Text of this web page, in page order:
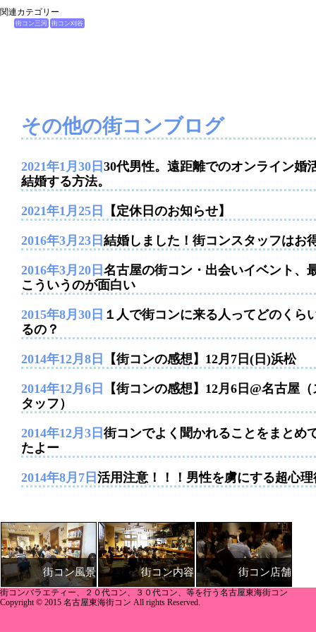
関連カテゴリー
街コン三河 街コン刈谷
その他の街コンブログ
2021年1月30日 30代男性。遠距離でのオンライン婚
結婚する方法。
2021年1月25日 【定休日のお知らせ】
2016年3月23日 結婚しました！街コンスタッフはお
2016年3月20日 名古屋の街コン・出会いイベント、
こういうのが面白い
2015年8月30日 １人で街コンに来る人ってどのくら
るの？
2014年12月8日 【街コンの感想】12月7日(日)浜松
2014年12月6日
【街コンの感想】12月6日@名古屋（
タッフ）
2014年12月3日 街コンでよく聞かれることをまとめ
たよー
2014年8月7日 活用注意！！！男性を虜にする超心理
街コン風景 街コン内容 街コン店舗
街コンバラエティー、２０代コン、３０代コン、等を行う名古屋東海街コン
Copyright © 2015 名古屋東海街コン All rights Reserved.